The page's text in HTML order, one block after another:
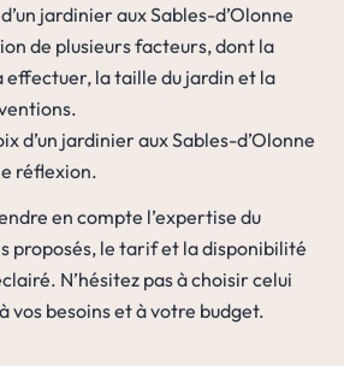
jardinier aux Sables-d’Olonne
de plusieurs facteurs, dont la
effectuer, la taille du jardin et la
d’un jardinier aux Sables-d’Olonne
réflexion.
en compte l’expertise du
proposés, le tarif et la disponibilité
N’hésitez pas à choisir celui
vos besoins et à votre budget.